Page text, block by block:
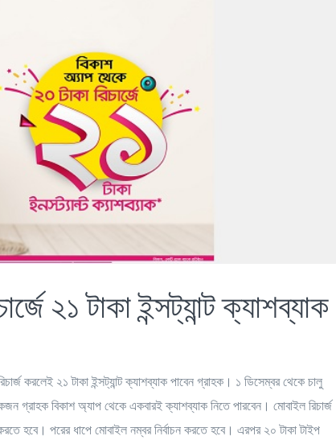
২১ টাকা ইন্সট্যান্ট ক্যাশব্যাক
করলেই ২১ টাকা ইন্সট্যান্ট ক্যাশব্যাক পাবেন গ্রাহক। ১ ডিসেম্বর থেকে চালু
বিকাশ অ্যাপ থেকে একবারই ক্যাশব্যাক নিতে পারবেন। মোবাইল রিচার্জ
হবে। পরের ধাপে মোবাইল নম্বর নির্বাচন করতে হবে। এরপর ২০ টাকা টাইপ